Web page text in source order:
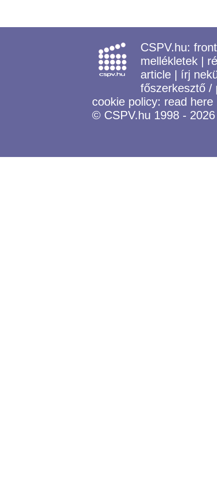
CSPV.hu:
mellékletek |
article | írj
főszerkesztő
cookie policy: read here
© CSPV.hu 1998 - 2026